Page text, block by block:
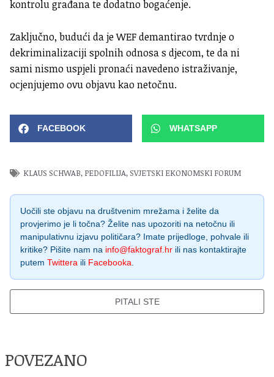
kontrolu građana te dodatno bogaćenje.
Zaključno, budući da je WEF demantirao tvrdnje o
dekriminalizaciji spolnih odnosa s djecom, te da ni
sami nismo uspjeli pronaći navedeno istraživanje,
ocjenjujemo ovu objavu kao netočnu.
FACEBOOK WHATSAPP
KLAUS SCHWAB, PEDOFILIJA, SVJETSKI EKONOMSKI FORUM
Uočili ste objavu na društvenim mrežama i želite da
provjerimo je li točna? Želite nas upozoriti na netočnu ili
manipulativnu izjavu političara? Imate prijedloge, pohvale ili
kritike? Pišite nam na info@faktograf.hr ili nas kontaktirajte
putem Twittera ili Facebooka
PITALI STE
POVEZANO